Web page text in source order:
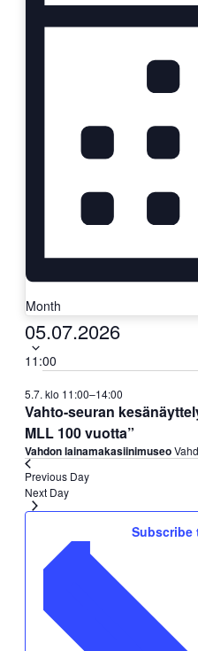
Month
05.07.2026date.
11:00
5.7. klo 11:00–14:00
seuran
kesänäyttely
Vahto-seuran
MLL 100 vuotta”
Vahdon lainamakasiinimuseo
Previous Day
Next Day
Subscribe